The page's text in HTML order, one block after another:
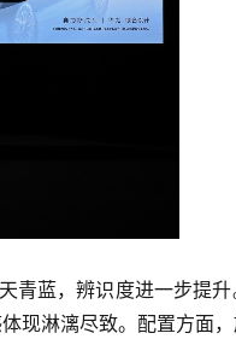
蓝，辨识度进一步提
现淋漓尽致。配置方面